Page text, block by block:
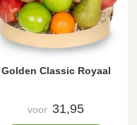
Golden Classic Royaal
voor 31,95